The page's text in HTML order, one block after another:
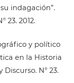
indagación”.
23. 2012.
y político
en la Historia
Discurso. N° 23.